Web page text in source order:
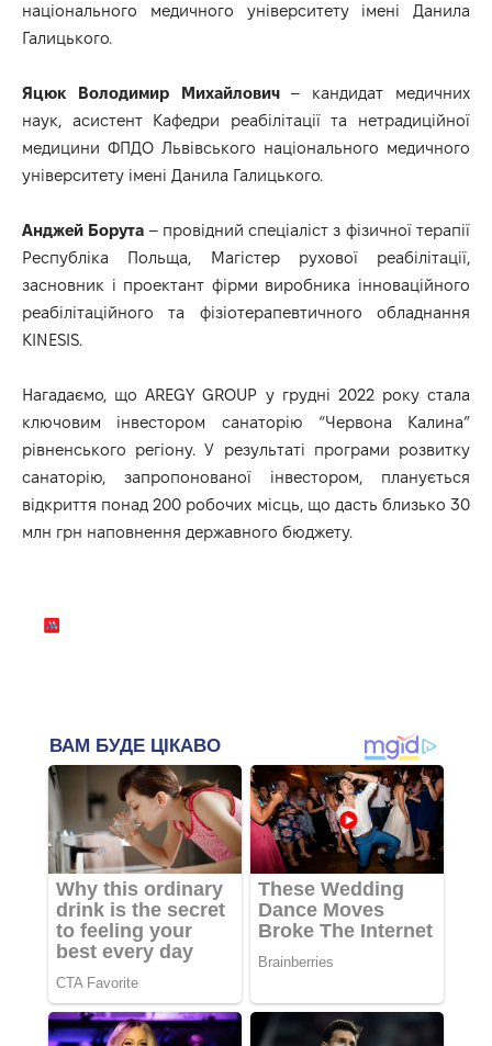
національного медичного університету імені Данила
Галицького.
Яцюк Володимир Михайлович– кандидат медичних
наук, асистент Кафедри реабілітації та нетрадиційної
медицини ФПДО Львівського національного медичного
університету імені Данила Галицького.
Анджей Борута – провідний спеціаліст з фізичної терапії
Республіка Польща, Магістер рухової реабілітації,
засновник і проектант фірми виробника інноваційного
реабілітаційного та фізіотерапевтичного обладнання
KINESIS.
Нагадаємо, що AREGY GROUP у грудні 2022 року стала
ключовим інвестором санаторію “Червона Калина”
рівненського регіону. У результаті програми розвитку
санаторію, запропонованої інвестором, планується
відкриття понад 200 робочих місць, що дасть близько 30
млн грн наповнення державного бюджету.